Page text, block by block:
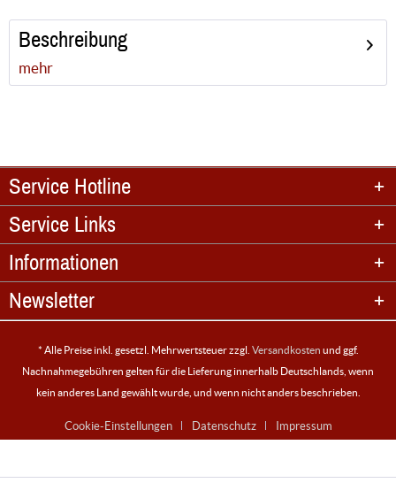
Beschreibung
mehr
Service Hotline
Service Links
Informationen
Newsletter
* Alle Preise inkl. gesetzl. Mehrwertsteuer zzgl. Versandkosten und ggf.
Nachnahmegebühren gelten für die Lieferung innerhalb Deutschlands, wenn
kein anderes Land gewählt wurde, und wenn nicht anders beschrieben.
Cookie-Einstellungen Datenschutz Impressum